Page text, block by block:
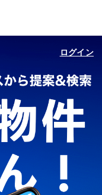
ログイン